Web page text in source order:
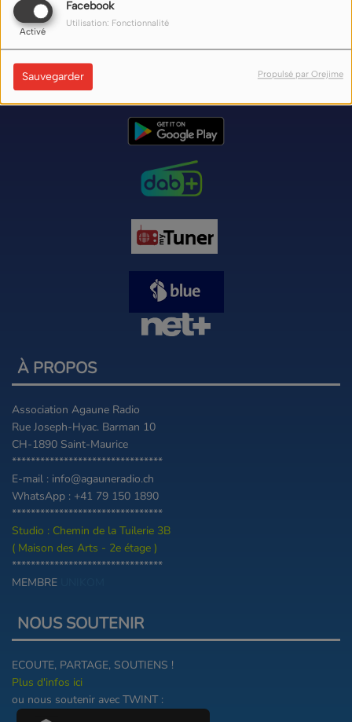
Facebook
Activé
Utilisation: Fonctionnalité
Sauvegarder Propulsé par Orejime
NOUS ÉCOUTER
À PROPOS
Association Agaune Radio
Rue Joseph-Hyac. Barman 10
CH-1890 Saint-Maurice
********************************
E-mail : info@agauneradio.ch
WhatsApp : +41 79 150 1890
********************************
Studio : Chemin de la Tuilerie 3B
( Maison des Arts - 2e étage )
********************************
MEMBRE
NOUS SOUTENIR
ECOUTE, PARTAGE, SOUTIENS !
Plus d'infos ici
ou nous soutenir avec TWINT :